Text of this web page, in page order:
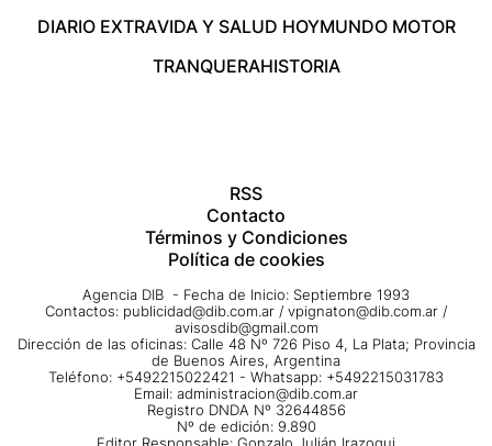
DIARIO EXTRAVIDA Y SALUD HOYMUNDO MOTOR
TRANQUERAHISTORIA
RSS
Contacto
Términos y Condiciones
Política de cookies
Agencia DIB - Fecha de Inicio: Septiembre 1993
Contactos: publicidad@dib.com.ar / vpignaton@dib.com.ar /
avisosdib@gmail.com
Dirección de las oficinas: Calle 48 Nº 726 Piso 4, La Plata; Provincia
de Buenos Aires, Argentina
Teléfono: +5492215022421 - Whatsapp: +5492215031783
Email: administracion@dib.com.ar
Registro DNDA Nº 32644856
Nº de edición: 9.890